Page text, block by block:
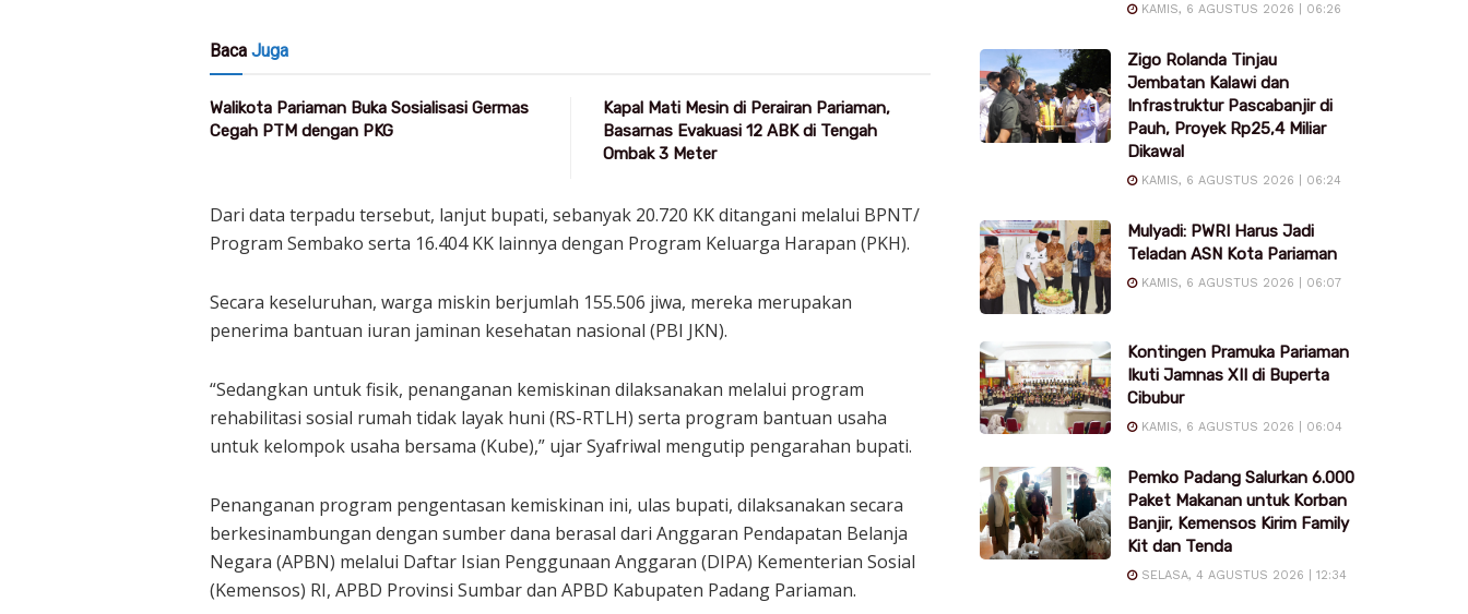
Baca Juga
Walikota Pariaman Buka Sosialisasi Germas
Cegah PTM dengan PKG
Kapal Mati Mesin di Perairan Pariaman,
Basarnas Evakuasi 12 ABK di Tengah
Ombak 3 Meter
Dari data terpadu tersebut, lanjut bupati, sebanyak 20.720 KK ditangani melalui BPNT/
Program Sembako serta 16.404 KK lainnya dengan Program Keluarga Harapan (PKH).
Secara keseluruhan, warga miskin berjumlah 155.506 jiwa, mereka merupakan
penerima bantuan iuran jaminan kesehatan nasional (PBI JKN).
“Sedangkan untuk fisik, penanganan kemiskinan dilaksanakan melalui program
rehabilitasi sosial rumah tidak layak huni (RS-RTLH) serta program bantuan usaha
untuk kelompok usaha bersama (Kube),” ujar Syafriwal mengutip pengarahan bupati.
Penanganan program pengentasan kemiskinan ini, ulas bupati, dilaksanakan secara
berkesinambungan dengan sumber dana berasal dari Anggaran Pendapatan Belanja
Negara (APBN) melalui Daftar Isian Penggunaan Anggaran (DIPA) Kementerian Sosial
(Kemensos) RI, APBD Provinsi Sumbar dan APBD Kabupaten Padang Pariaman.
KAMIS, 6 AGUSTUS 2026 | 06:26
Zigo Rolanda Tinjau
Jembatan Kalawi dan
Infrastruktur Pascabanjir di
Pauh, Proyek Rp25,4 Miliar
Dikawal
KAMIS, 6 AGUSTUS 2026 | 06:24
Mulyadi: PWRI Harus Jadi
Teladan ASN Kota Pariaman
KAMIS, 6 AGUSTUS 2026 | 06:07
Kontingen Pramuka Pariaman
Ikuti Jamnas XII di Buperta
Cibubur
KAMIS, 6 AGUSTUS 2026 | 06:04
Pemko Padang Salurkan 6.000
Paket Makanan untuk Korban
Banjir, Kemensos Kirim Family
Kit dan Tenda
SELASA, 4 AGUSTUS 2026 | 12:34